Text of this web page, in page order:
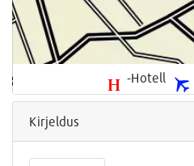
-Hotell
Kirjeldus